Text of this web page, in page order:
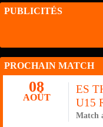
PUBLICITÉS
PROCHAIN MATCH
08
AOÛT
ES
U15
Match